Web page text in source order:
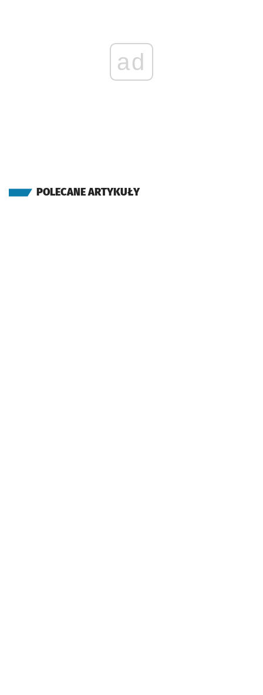
ad
POLECANE ARTYKUŁY